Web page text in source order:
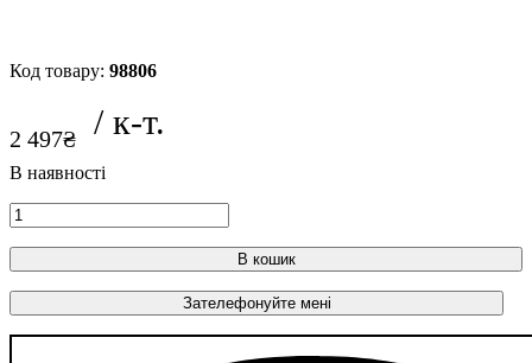
98806
2 497₴
В кошик
Зателефонуйте мені